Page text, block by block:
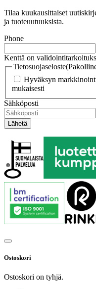
Tilaa kuukausittaiset
ja tuoteuutuuksista.
Phone
Kenttä on
Tietosuojaseloste
Hyväksyn
mukaisesti
Sähköposti
Ostoskori
Ostoskori on tyhjä.